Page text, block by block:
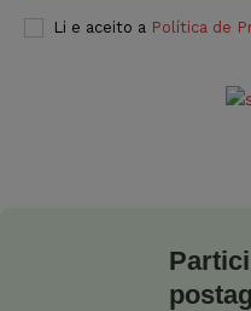
Li e aceito a Política de